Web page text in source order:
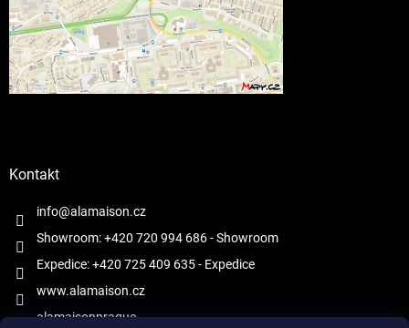
Kontakt
info@alamaison.cz
Showroom: +420 720 994 686- Showroom
Expedice: +420 725 409 635- Expedice
www.alamaison.cz
alamaisonprague